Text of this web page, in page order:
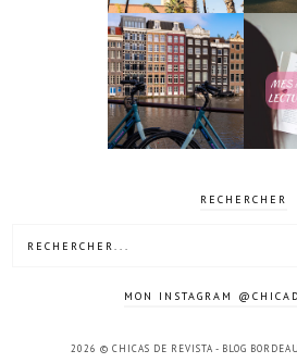
4 jours à
Amsterdam
RECHERCHER
MON INSTAGRAM
2026 © CHICAS DE REVISTA - BLOG